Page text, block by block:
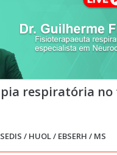
respiratória
/ HUOL / EBSERH / MS